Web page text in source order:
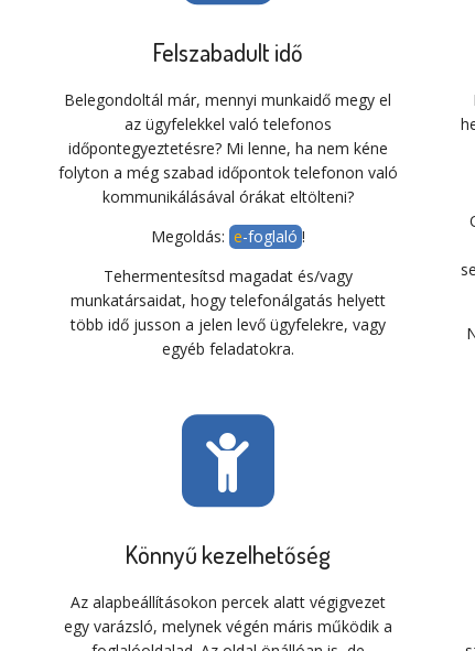
Felszabadult idő
Belegondoltál már, mennyi munkaidő megy el
az ügyfelekkel való telefonos
időpontegyeztetésre? Mi lenne, ha nem kéne
folyton a még szabad időpontok telefonon való
kommunikálásával órákat eltölteni?
Megoldás:
e-foglaló !
Tehermentesítsd magadat és/vagy
munkatársaidat, hogy telefonálgatás helyett
több idő jusson a jelen levő ügyfelekre, vagy
egyéb feladatokra.
Könnyű kezelhetőség
Az alapbeállításokon percek alatt végigvezet
egy varázsló, melynek végén máris működik a